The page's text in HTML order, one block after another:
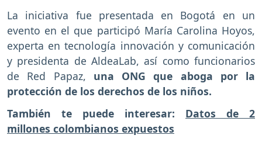
La iniciativa fue presentada en Bogotá en un
evento en el que participó María Carolina Hoyos,
experta en tecnología innovación y comunicación
y presidenta de AldeaLab, así como funcionarios
de Red Papaz, una ONG que aboga por la
protección de los derechos de los niños.
También te puede interesar: Datos de 2
millones colombianos expuestos